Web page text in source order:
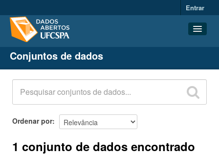
Entrar
Conjuntos de dados
Organizações
Grupos
Sobre
Conjuntos de dados
Ordenar por
1 conjunto de dados encontrado